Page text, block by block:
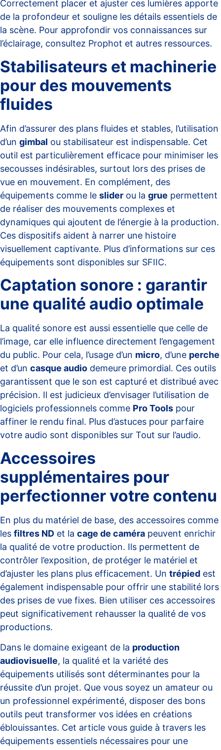
Correctement placer et ajuster ces lumières apporte
de la profondeur et souligne les détails essentiels de
la scène. Pour approfondir vos connaissances sur
l’éclairage, consultez Prophot et autres ressources.
Stabilisateurs et machinerie
pour des mouvements
fluides
Afin d’assurer des plans fluides et stables, l’utilisation
d’un gimbal ou stabilisateur est indispensable. Cet
outil est particulièrement efficace pour minimiser les
secousses indésirables, surtout lors des prises de
vue en mouvement. En complément, des
équipements comme le slider ou la grue permettent
de réaliser des mouvements complexes et
dynamiques qui ajoutent de l’énergie à la production.
Ces dispositifs aident à narrer une histoire
visuellement captivante. Plus d’informations sur ces
équipements sont disponibles sur SFIIC.
Captation sonore : garantir
une qualité audio optimale
La qualité sonore est aussi essentielle que celle de
l’image, car elle influence directement l’engagement
du public. Pour cela, l’usage d’un micro, d’une perche
et d’un casque audio demeure primordial. Ces outils
garantissent que le son est capturé et distribué avec
précision. Il est judicieux d’envisager l’utilisation de
logiciels professionnels comme Pro Tools pour
affiner le rendu final. Plus d’astuces pour parfaire
votre audio sont disponibles sur Tout sur l’audio.
Accessoires
supplémentaires pour
perfectionner votre contenu
En plus du matériel de base, des accessoires comme
les filtres ND et la cage de caméra peuvent enrichir
la qualité de votre production. Ils permettent de
contrôler l’exposition, de protéger le matériel et
d’ajuster les plans plus efficacement. Un trépied est
également indispensable pour offrir une stabilité lors
des prises de vue fixes. Bien utiliser ces accessoires
peut significativement rehausser la qualité de vos
productions.
Dans le domaine exigeant de la production
audiovisuelle, la qualité et la variété des
équipements utilisés sont déterminantes pour la
réussite d’un projet. Que vous soyez un amateur ou
un professionnel expérimenté, disposer des bons
outils peut transformer vos idées en créations
éblouissantes. Cet article vous guide à travers les
équipements essentiels nécessaires pour une